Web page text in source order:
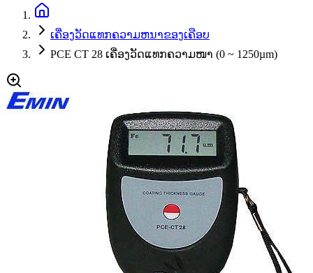
ເຄື່ອງວັດແທກຄວາມຫນາຂອງເຄືອບ
PCE CT 28 ເຄື່ອງວັດແທກຄວາມໜາ (0 ~ 1250µm)